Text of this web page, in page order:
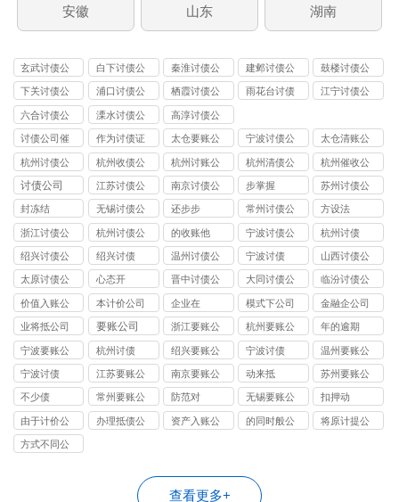
安徽 山东 湖南
玄武讨债公
司
白下讨债公
司
秦淮讨债公
司
建邺讨债公
司
鼓楼讨债公
司
下关讨债公
司
浦口讨债公
司
栖霞讨债公
司
雨花台讨债
江宁讨债公
六合讨债公
司
溧水讨债公
司
高淳讨债公
司
讨债公司催
收
作为讨债证
据
太仓要账公
司
宁波讨债公
司
太仓清账公
司
杭州讨债公
司
杭州收债公
司
杭州讨账公
司
杭州清债公
司
杭州催收公
司
讨债公司
江苏讨债公
司
南京讨债公
司
步掌握
苏州讨债公
司
封冻结
无锡讨债公
司
还步步
常州讨债公
司
方设法
浙江讨债公
司
杭州讨债公
司
的收账他
宁波讨债公
司
杭州讨债
绍兴讨债公
司
绍兴讨债
温州讨债公
司
宁波讨债
山西讨债公
司
太原讨债公
司
心态开
晋中讨债公
司
大同讨债公
司
临汾讨债公
司
价值入账公
司
本计价公司 企业在 模式下公司 金融企公司
业将抵公司 要账公司
浙江要账公
司
杭州要账公
司
年的逾期
宁波要账公
司
杭州讨债
绍兴要账公
司
宁波讨债
温州要账公
司
宁波讨债
江苏要账公
司
南京要账公
司
动来抵
苏州要账公
司
不少债
常州要账公
司
防范对
无锡要账公
司
扣押动
由于计价公
司
办理抵债公
资产入账公
的同时般公
将原计提公
方式不同公
查看更多+